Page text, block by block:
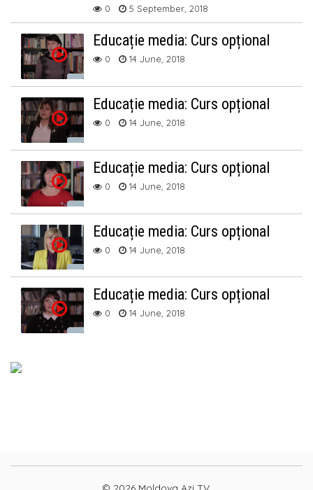
0 5 September, 2018
Educație media: Curs opțional
0 14 June, 2018
Educație media: Curs opțional
0 14 June, 2018
Educație media: Curs opțional
0 14 June, 2018
Educație media: Curs opțional
0 14 June, 2018
Educație media: Curs opțional
0 14 June, 2018